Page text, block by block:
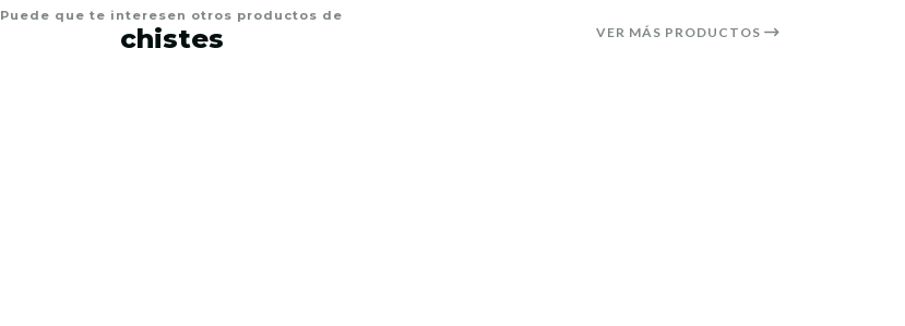
Puede que te interesen otros productos de
chistes VER MÁS PRODUCTOS